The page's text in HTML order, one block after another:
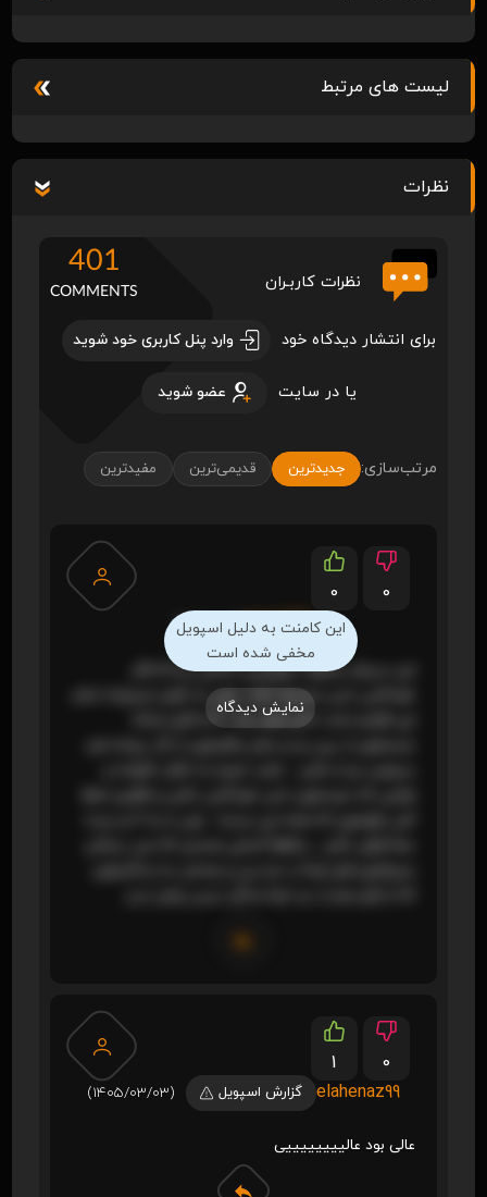
لیست های مرتبط
نظرات
نظرات کاربـران
401
COMMENTS
برای انتشار دیدگاه خود وارد پنل کاربری خود شوید
یا در سایت عضو شوید
مرتب‌سازی: جدیدترین قدیمی‌ترین مفیدترین
0
0
amiraliEA(6 روز قبل)
این کامنت به دلیل اسپویل
مخفی شده است
نمایش دیدگاه
این سریال میخواد یجوراییی کسایی رو که فکر
خودکشی دارن منصرف کنه . ولی به نظرم نمیتونه تمام
این افرادو تحت تاثیر قرار بده . آدما قبل اینکه
1
0
elahenaz99
گزارش اسپویل (1405/03/03)
عالی بود عالییییییییی